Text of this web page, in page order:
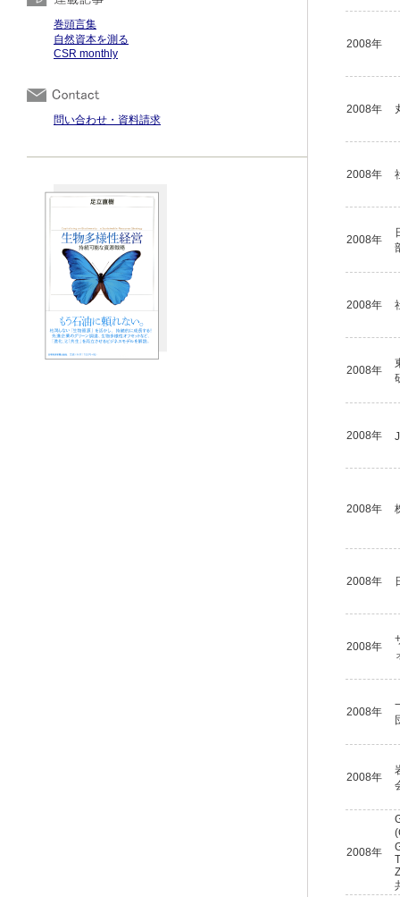
巻頭言集
自然資本を測る
CSR monthly
問い合わせ・資料請求
2008年
2008年
2008年
2008年
2008年
2008年
2008年
2008年
2008年
2008年
2008年
2008年
2008年